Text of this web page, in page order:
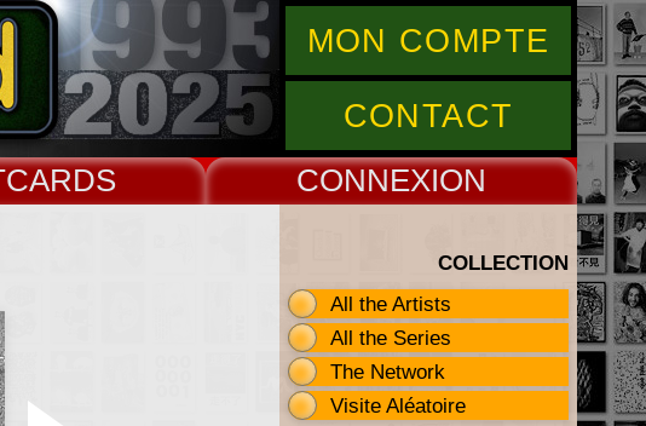
MON COMPTE
CONTACT
CARDS CONNEX
COLLECTION
All the Artists
All the Series
The Network
Visite Aléatoire